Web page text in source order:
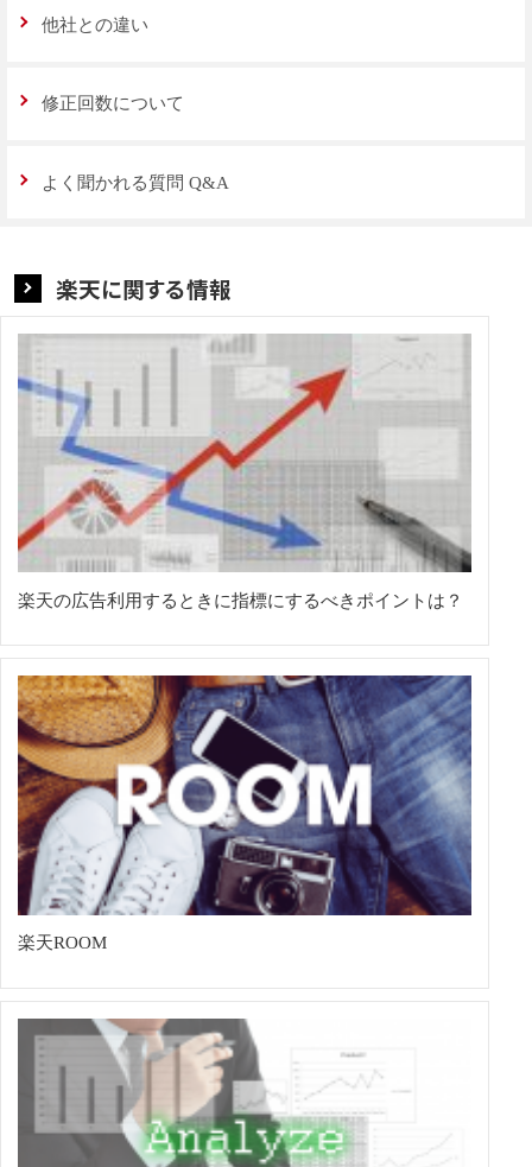
他社との違い
修正回数について
よく聞かれる質問 Q&A
楽天に関する情報
楽天の広告利用するときに指標にするべきポイントは？
楽天ROOM